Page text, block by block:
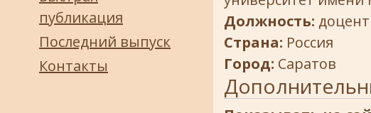
публикация
Последний выпуск
Контакты
Должность: доцент
Страна: Россия
Город: Саратов